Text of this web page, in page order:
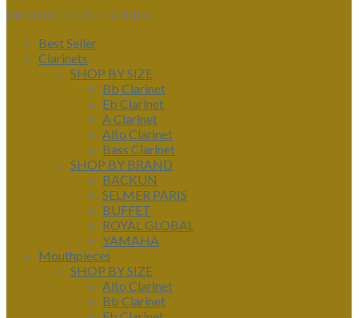
PRODUCT CATEGORIES
Best Seller
Clarinets
SHOP BY SIZE
Bb Clarinet
Eb Clarinet
A Clarinet
Alto Clarinet
Bass Clarinet
SHOP BY BRAND
BACKUN
SELMER PARIS
BUFFET
ROYAL GLOBAL
YAMAHA
Mouthpieces
SHOP BY SIZE
Alto Clarinet
Bb Clarinet